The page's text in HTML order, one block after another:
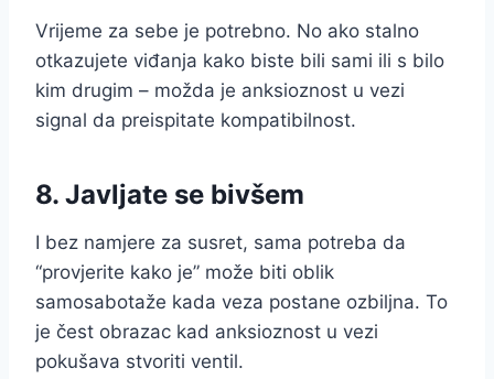
Vrijeme za sebe je potrebno. No ako stalno
otkazujete viđanja kako biste bili sami ili s bilo
kim drugim – možda je anksioznost u vezi
signal da preispitate kompatibilnost.
8. Javljate se bivšem
I bez namjere za susret, sama potreba da
“provjerite kako je” može biti oblik
samosabotaže kada veza postane ozbiljna. To
je čest obrazac kad anksioznost u vezi
pokušava stvoriti ventil.